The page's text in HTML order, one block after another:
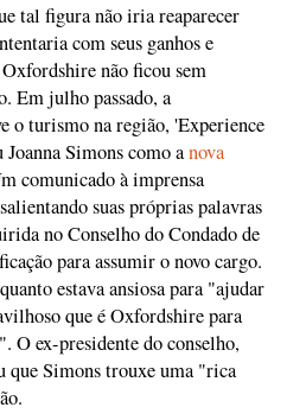
tal figura não iria reaparecer
com seus ganhos e
não ficou sem
Em julho passado, a
o turismo na região, 'Experience
Simons como anova
comunicado à imprensa
suas próprias palavras
no Conselho do Condado de
para assumir o novo cargo.
estava ansiosa para "ajudar
que é Oxfordshire para
O ex-presidente do conselho,
que Simons trouxe uma "rica